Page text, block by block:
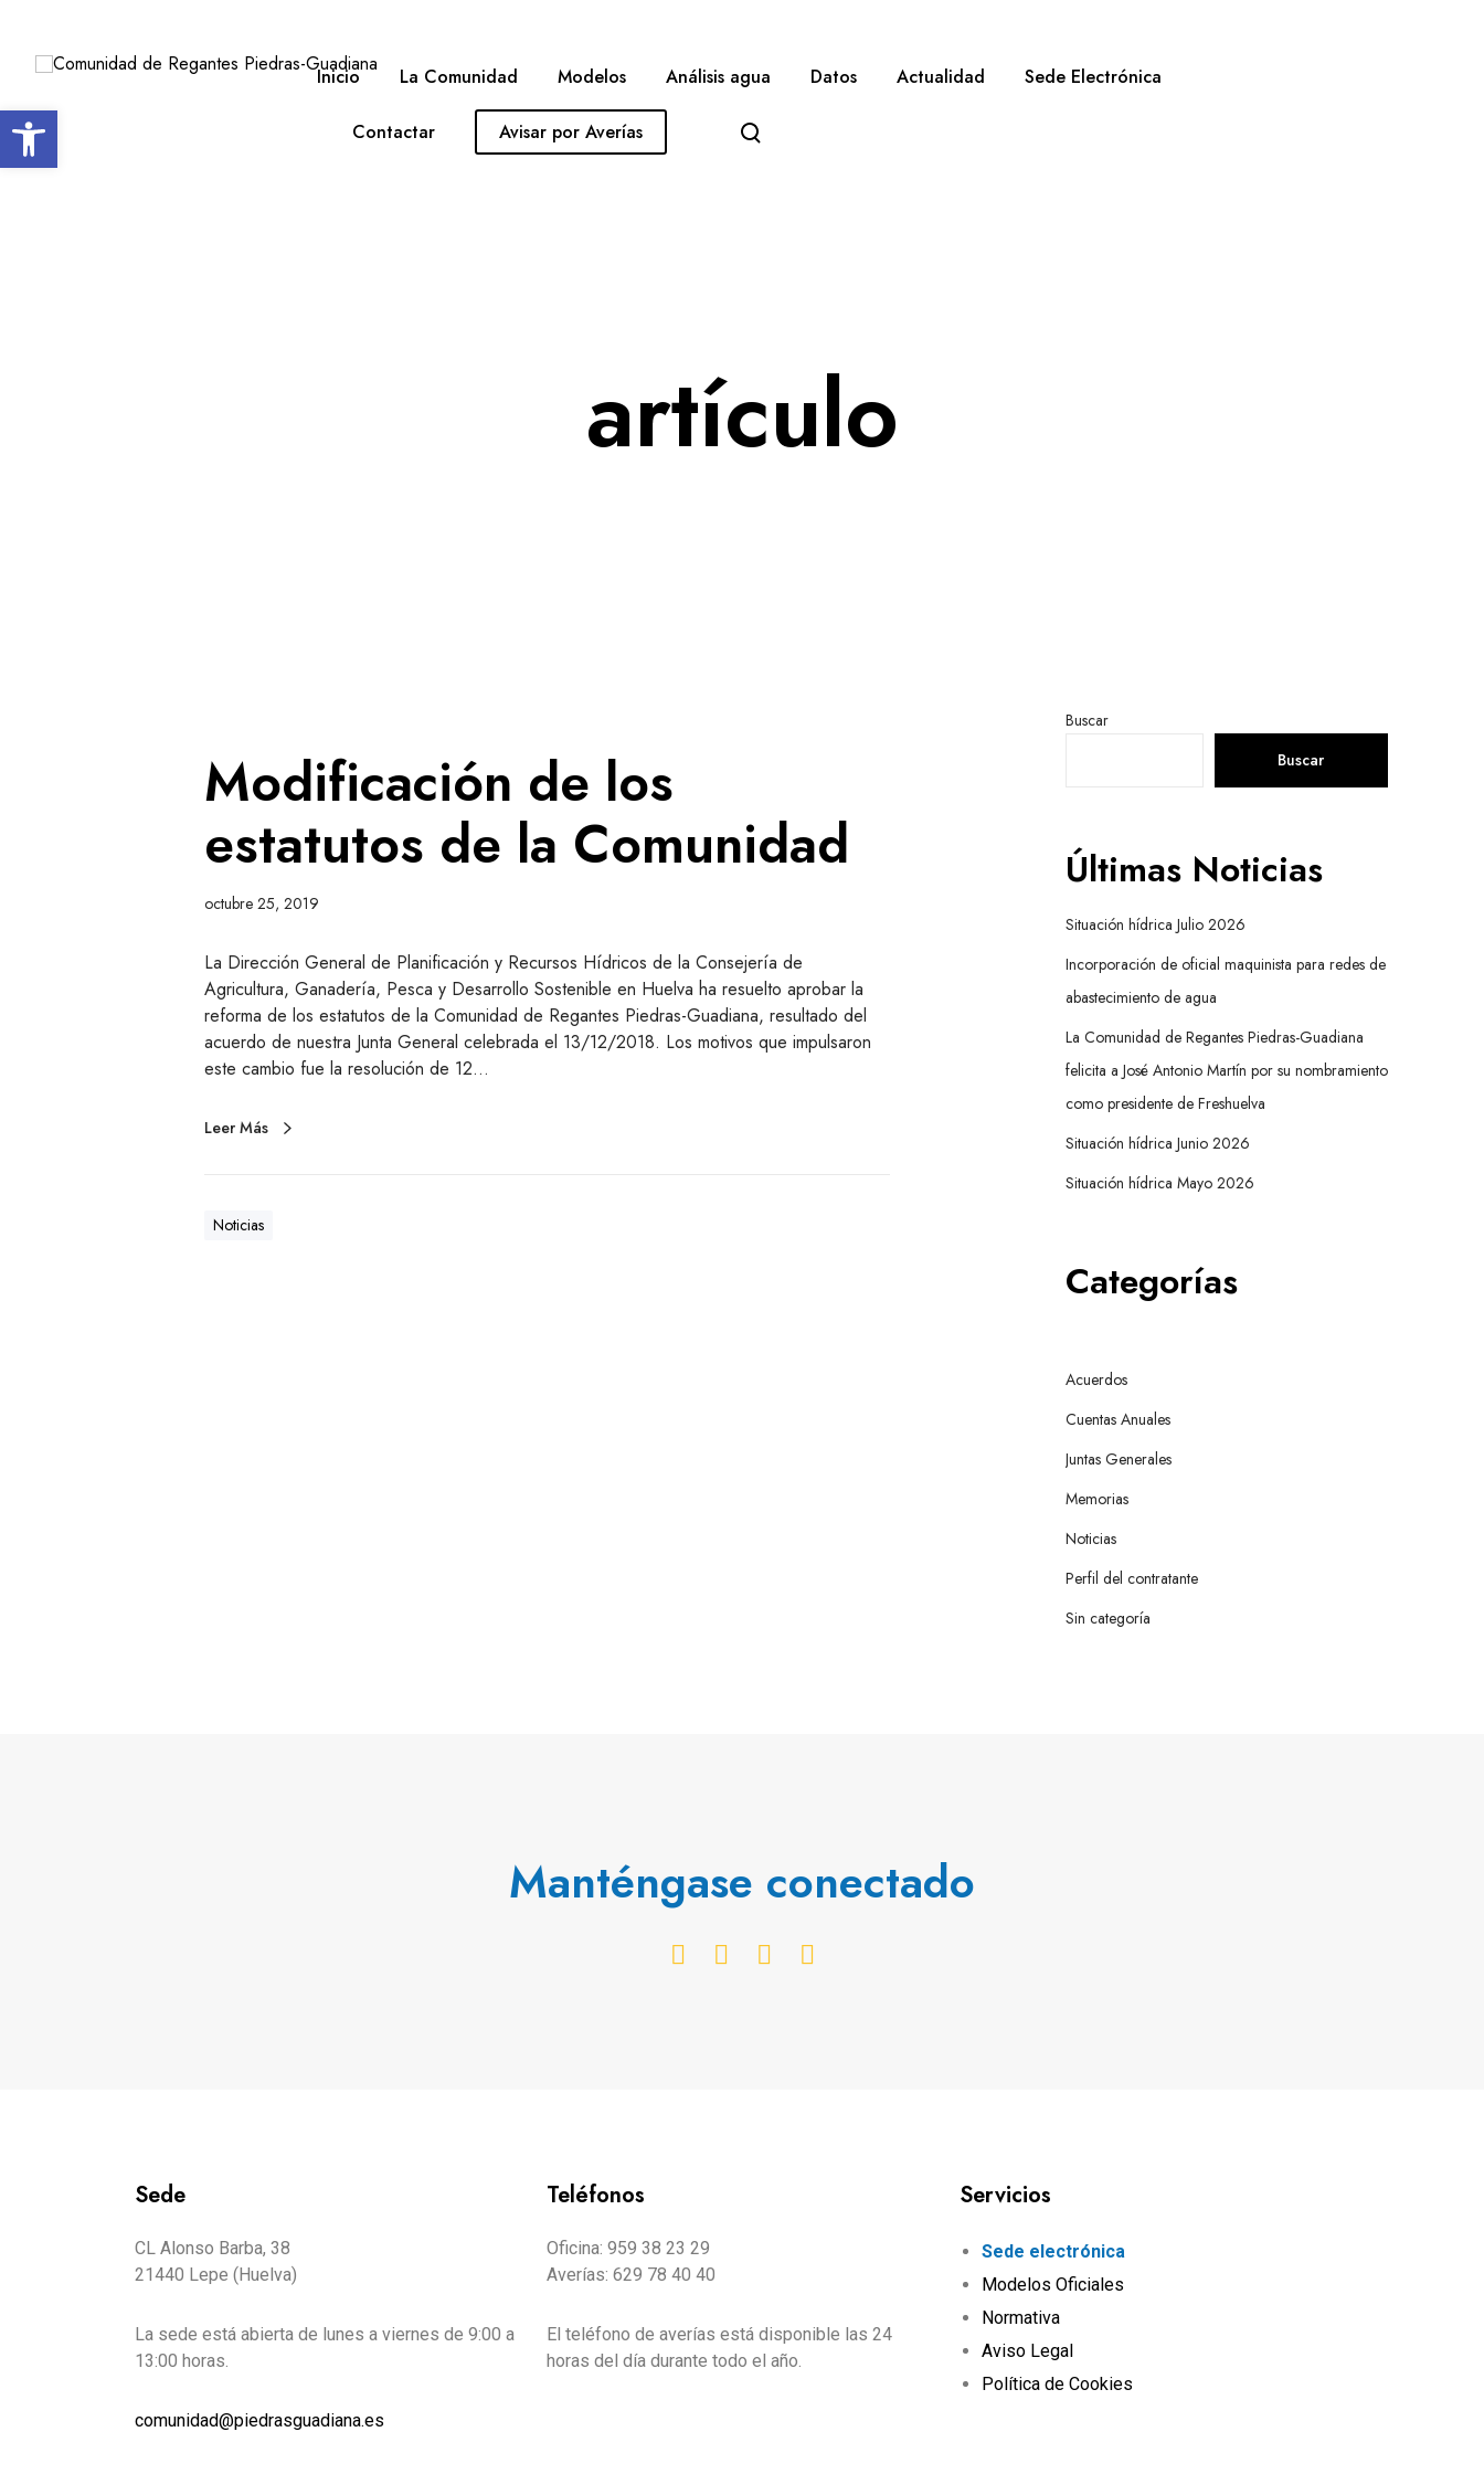
Inicio La Comunidad Modelos Análisis agua Datos Actualidad Sede Electrónica
Contactar Avisar por Averías
artículo
Modificación de los
estatutos de la Comunidad
octubre 25, 2019
La Dirección General de Planificación y Recursos Hídricos de la Consejería de
Agricultura, Ganadería, Pesca y Desarrollo Sostenible en Huelva ha resuelto aprobar la
reforma de los estatutos de la Comunidad de Regantes Piedras-Guadiana, resultado del
acuerdo de nuestra Junta General celebrada el 13/12/2018. Los motivos que impulsaron
este cambio fue la resolución de 12…
Leer Más
Noticias
Buscar
Buscar
Últimas Noticias
Situación hídrica Julio 2026
Incorporación de oficial maquinista para redes de
abastecimiento de agua
La Comunidad de Regantes Piedras-Guadiana
felicita a José Antonio Martín por su nombramiento
como presidente de Freshuelva
Situación hídrica Junio 2026
Situación hídrica Mayo 2026
Categorías
Acuerdos
Cuentas Anuales
Juntas Generales
Memorias
Noticias
Perfil del contratante
Sin categoría
Manténgase conectado
Sede
CL Alonso Barba, 38
21440 Lepe (Huelva)
La sede está abierta de lunes a viernes de 9:00 a
13:00 horas.
comunidad@piedrasguadiana.es
Teléfonos
Oficina: 959 38 23 29
Averías: 629 78 40 40
El teléfono de averías está disponible las 24
horas del día durante todo el año.
Servicios
Sede electrónica
Modelos Oficiales
Normativa
Aviso Legal
Política de Cookies
Open toolbar